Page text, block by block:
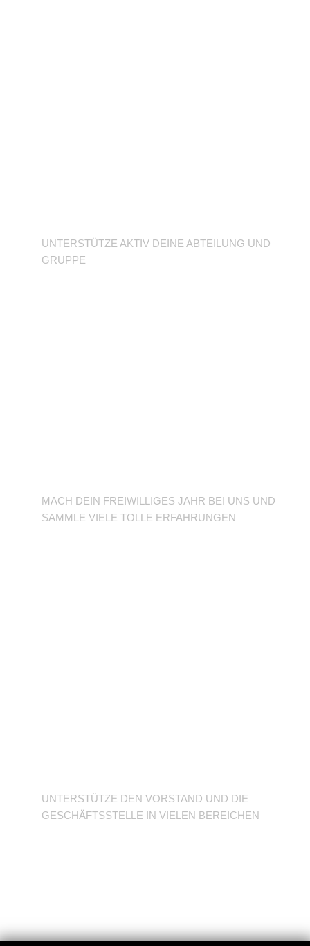
UNTERSTÜTZE AKTIV DEINE ABTEILUNG UND
GRUPPE
MACH DEIN FREIWILLIGES JAHR BEI UNS UND
SAMMLE VIELE TOLLE ERFAHRUNGEN
UNTERSTÜTZE DEN VORSTAND UND DIE
GESCHÄFTSSTELLE IN VIELEN BEREICHEN